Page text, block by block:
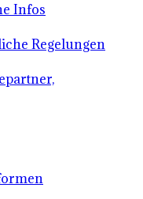
Infos
Regelungen